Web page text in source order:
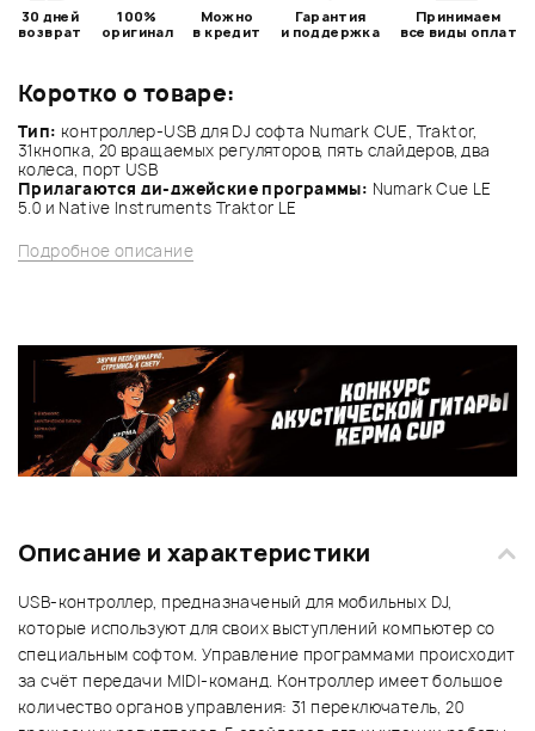
Коротко о товаре:
Тип: контроллер-USB для DJ софта Numark CUE, Traktor,
31кнопка, 20 вращаемых регуляторов, пять слайдеров, два
колеса, порт USB
Прилагаются ди-джейские программы: Numark Cue LE
5.0 и Native Instruments Traktor LE
Подробное описание
30 дней
возврат
100%
оригинал
Можно
в кредит
Гарантия
и поддержка
Принимаем
все виды оплат
Описание и характеристики
USB-контроллер, предназначеный для мобильных DJ,
которые используют для своих выступлений компьютер со
специальным софтом. Управление программами происходит
за счёт передачи MIDI-команд. Контроллер имеет большое
количество органов управления: 31 переключатель, 20